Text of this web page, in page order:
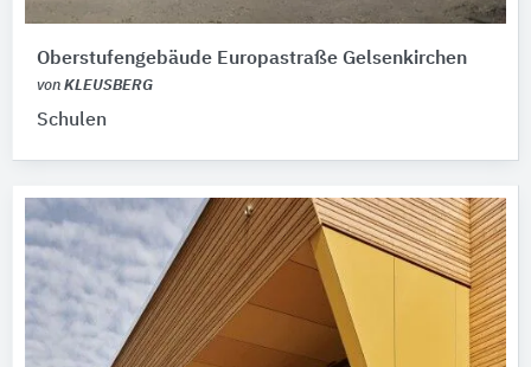
Oberstufengebäude Europastraße Gelsenkirchen
von KLEUSBERG
Schulen